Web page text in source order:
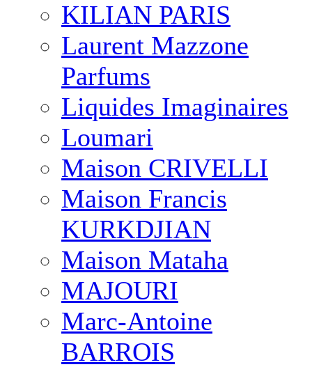
KILIAN PARIS
Laurent Mazzone
Parfums
Liquides Imaginaires
Loumari
Maison CRIVELLI
Maison Francis
KURKDJIAN
Maison Mataha
MAJOURI
Marc-Antoine
BARROIS